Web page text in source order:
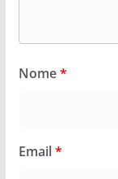
Nome*
Email*